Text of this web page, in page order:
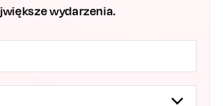
wydarzenia.